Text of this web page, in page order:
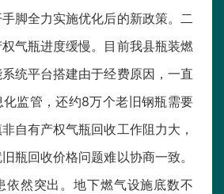
脚全力实施优化后的新政策。二
气瓶进度缓慢。目前我县瓶装燃
统平台搭建由于经费原因，一直
监管，还约8万个老旧钢瓶需要
自有产权气瓶回收工作阻力大，
瓶回收价格问题难以协商一致。
依然突出。地下燃气设施底数不